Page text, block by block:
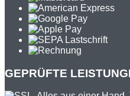
GEPRÜFTE